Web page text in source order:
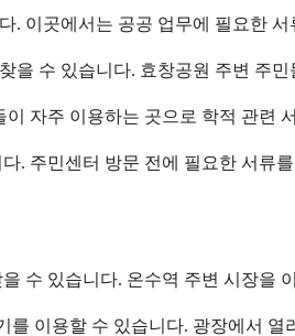
. 이곳에서는 공공 업무에 필요한
을 수 있습니다. 효창공원 주변 주
자주 이용하는 곳으로 학적 관련
. 주민센터 방문 전에 필요한 서류
수 있습니다. 온수역 주변 시장을
이용할 수 있습니다. 광장에서 열